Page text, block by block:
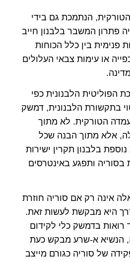
הנתמכת גם בידי
פתרון המשבר בלבנון חייב
פנימית בין כלל הכוחות
או עימות צבאי העלולים
הפוליטית הלבנונית כפי
בתקשורת הלבנונית, דמשק
הטורקית. לא מתוך
אלא מתוך הבנה שכל
בלבנון תקרין ישירות
בסוריה ותפגע באינטרסים
אינה רק אם סוריה חוזרת
היא מבקשת לעשות זאת.
רואות בדמשק כלי לקידום
הנשיא א-שרע מבקש כעת
של סוריה כגורם מייצב